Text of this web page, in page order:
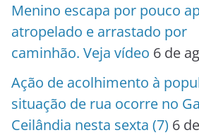
Menino escapa por pouco
atropelado e arrastado por
caminhão. Veja vídeo 6 de
Ação de acolhimento à
situação de rua ocorre no
Ceilândia nesta sexta (7) 6